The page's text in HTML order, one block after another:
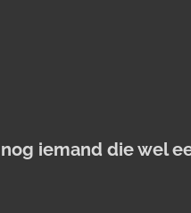
nog iemand die wel